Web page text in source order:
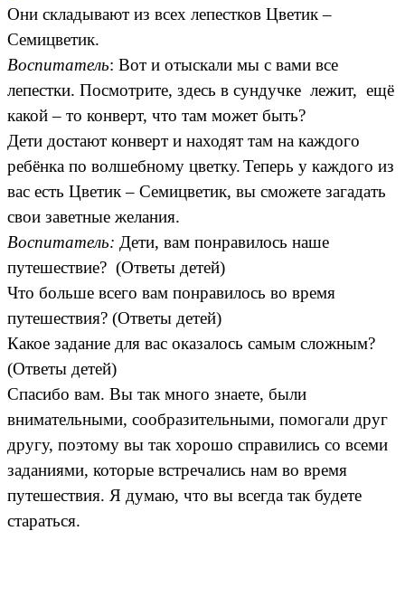
Они складывают из всех лепестков Цветик –
Семицветик.
Воспитатель: Вот и отыскали мы с вами все
лепестки. Посмотрите, здесь в сундучке лежит, ещё
какой – то конверт, что там может быть?
Дети достают конверт и находят там на каждого
ребёнка по волшебному цветку.Теперь у каждого из
вас есть Цветик – Семицветик, вы сможете загадать
свои заветные желания.
Воспитатель: Дети, вам понравилось наше
путешествие? (Ответы детей)
Что больше всего вам понравилось во время
путешествия? (Ответы детей)
Какое задание для вас оказалось самым сложным?
(Ответы детей)
Спасибо вам. Вы так много знаете, были
внимательными, сообразительными, помогали друг
другу, поэтому вы так хорошо справились со всеми
заданиями, которые встречались нам во время
путешествия. Я думаю, что вы всегда так будете
стараться.